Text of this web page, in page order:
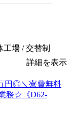
場 / 交替制
詳細を表示